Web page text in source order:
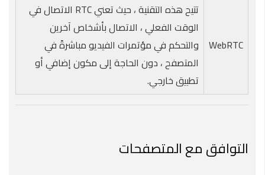
WebRTC
تتيح هذه التقنية ، حيث تعني RTC الاتصال في
الوقت الفعلي ، الاتصال بأشخاص آخرين
والتحكم في مؤتمرات الفيديو مباشرةً في
المتصفح ، دون الحاجة إلى مكون إضافي أو
تطبيق خارجي.
التوافق مع المتصفحات